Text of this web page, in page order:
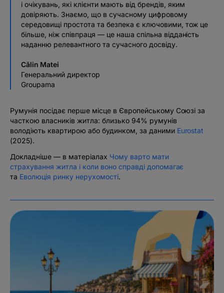
і очікувань, які клієнти мають від брендів, яким
довіряють. Знаємо, що в сучасному цифровому
середовищі простота та безпека є ключовими, тож це
більше, ніж співпраця — це наша спільна відданість
наданню релевантного та сучасного досвіду.
Călin Matei
Генеральний директор
Groupama
Румунія посідає перше місце в Європейському Союзі за
часткою власників житла: близько 94% румунів
володіють квартирою або будинком, за даними Eurostat
(2025).
Докладніше — в матеріалах Чому варто мати
страхування житла і коли воно справді допомагає
та Еволюція ринку нерухомості.